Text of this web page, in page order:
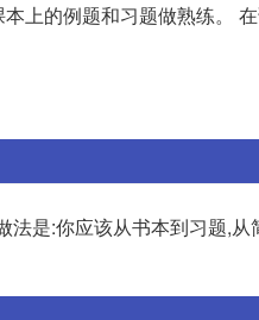
上的例题和习题做熟练。
是:你应该从书本到习题,